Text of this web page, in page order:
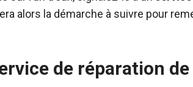
alors la démarche à suivre pour
de réparation